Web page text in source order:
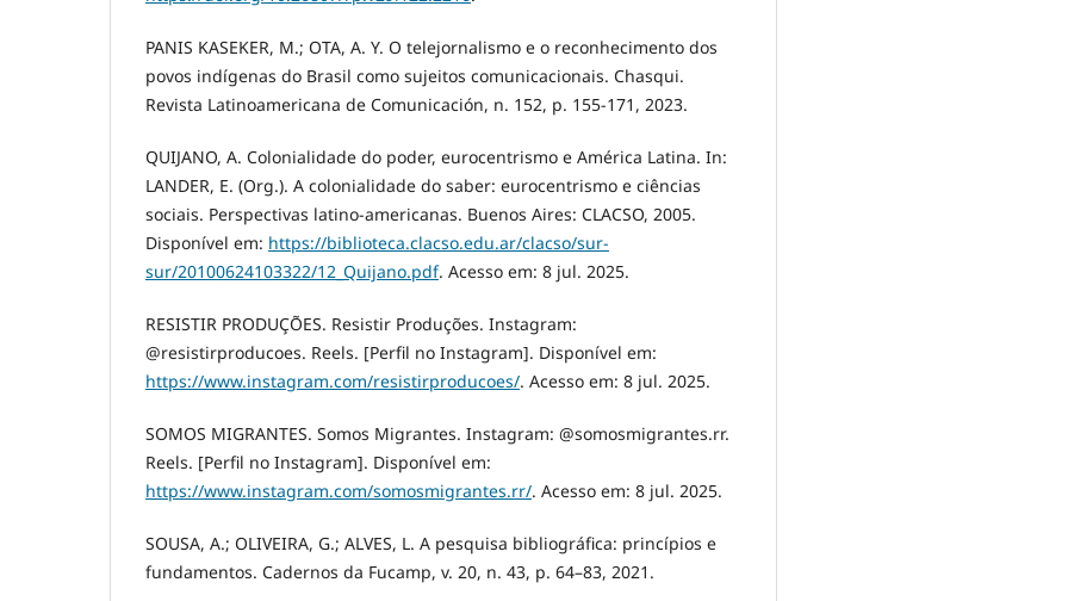
PANIS KASEKER, M.; OTA, A. Y. O telejornalismo e o reconhecimento dos
povos indígenas do Brasil como sujeitos comunicacionais. Chasqui.
Revista Latinoamericana de Comunicación, n. 152, p. 155-171, 2023.
QUIJANO, A. Colonialidade do poder, eurocentrismo e América Latina. In:
LANDER, E. (Org.). A colonialidade do saber: eurocentrismo e ciências
sociais. Perspectivas latino-americanas. Buenos Aires: CLACSO, 2005.
Disponível em: https://biblioteca.clacso.edu.ar/clacso/sur-
sur/20100624103322/12_Quijano.pdf. Acesso em: 8 jul. 2025.
RESISTIR PRODUÇÕES. Resistir Produções. Instagram:
@resistirproducoes. Reels. [Perfil no Instagram]. Disponível em:
https://www.instagram.com/resistirproducoes/. Acesso em: 8 jul. 2025.
SOMOS MIGRANTES. Somos Migrantes. Instagram: @somosmigrantes.rr.
Reels. [Perfil no Instagram]. Disponível em:
https://www.instagram.com/somosmigrantes.rr/. Acesso em: 8 jul. 2025.
SOUSA, A.; OLIVEIRA, G.; ALVES, L. A pesquisa bibliográfica: princípios e
fundamentos. Cadernos da Fucamp, v. 20, n. 43, p. 64–83, 2021.